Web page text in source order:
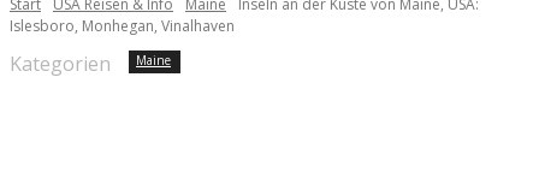
Start USA Reisen & Info Maine
Inseln an der Küste von Maine, USA:
Islesboro, Monhegan, Vinalhaven
Kategorien Maine